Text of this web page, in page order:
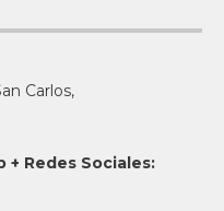
Carlos,
+ Redes Sociales: